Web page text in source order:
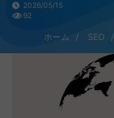
2026/05/15
92
ホーム SEO